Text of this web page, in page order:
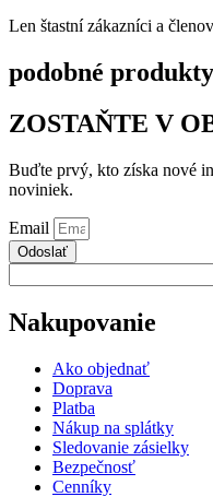
Len štastní zákazníci a
podobné produkty
ZOSTAŇTE V
Buďte prvý, kto získa nové
noviniek.
Email
Odoslať
Nakupovanie
Ako objednať
Doprava
Platba
Nákup na splátky
Sledovanie zásielky
Bezpečnosť
Cenníky